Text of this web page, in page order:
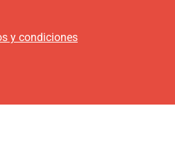
y condiciones